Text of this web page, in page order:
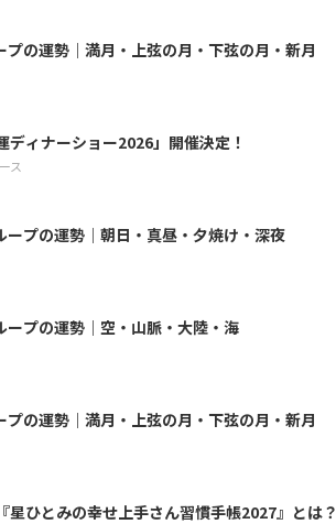
の運勢｜満月・上弦の月・下弦の月・新月
ディナーショー2026」開催決定！
ス
ープの運勢｜朝日・真昼・夕焼け・深夜
ープの運勢｜空・山脈・大陸・海
の運勢｜満月・上弦の月・下弦の月・新月
星ひとみの幸せ上手さん習慣手帳2027』とは？